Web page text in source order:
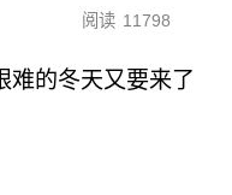
阅读 11798
难的冬天又要来了